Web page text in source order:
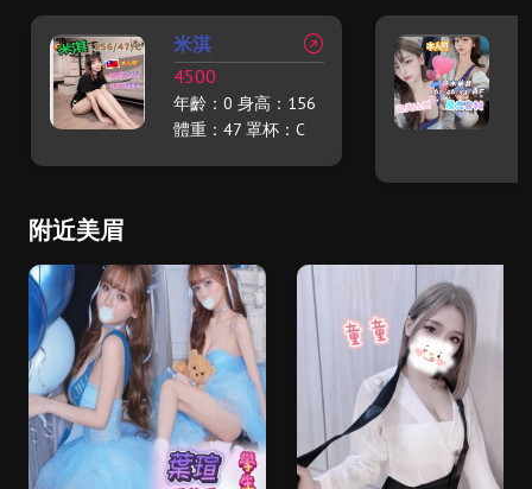
米淇
4500
年齡：0 身高：156
體重：47 罩杯：C
附近美眉